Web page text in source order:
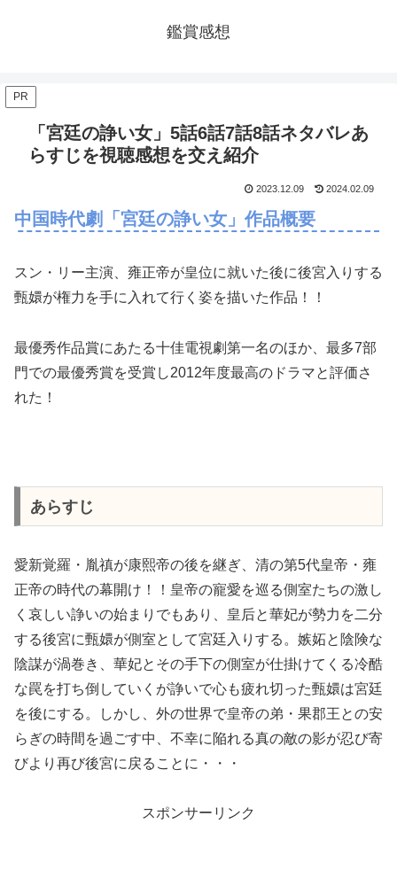
鑑賞感想
PR
「宮廷の諍い女」5話6話7話8話ネタバレあ
らすじを視聴感想を交え紹介
2023.12.09 2024.02.09
中国時代劇「宮廷の諍い女」作品概要
スン・リー主演、雍正帝が皇位に就いた後に後宮入りする
甄嬛が権力を手に入れて行く姿を描いた作品！！
最優秀作品賞にあたる十佳電視劇第一名のほか、最多7部
門での最優秀賞を受賞し2012年度最高のドラマと評価さ
れた！
あらすじ
愛新覚羅・胤禛が康熙帝の後を継ぎ、清の第5代皇帝・雍
正帝の時代の幕開け！！皇帝の寵愛を巡る側室たちの激し
く哀しい諍いの始まりでもあり、皇后と華妃が勢力を二分
する後宮に甄嬛が側室として宮廷入りする。嫉妬と陰険な
陰謀が渦巻き、華妃とその手下の側室が仕掛けてくる冷酷
な罠を打ち倒していくが諍いで心も疲れ切った甄嬛は宮廷
を後にする。しかし、外の世界で皇帝の弟・果郡王との安
らぎの時間を過ごす中、不幸に陥れる真の敵の影が忍び寄
びより再び後宮に戻ることに・・・
スポンサーリンク